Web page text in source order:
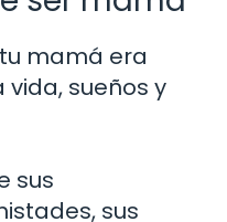
mamá era
sueños y
sus
sus